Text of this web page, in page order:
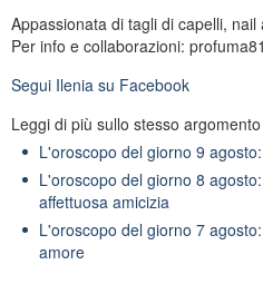
Appassionata di tagli di capelli,
Per info e collaborazioni:
Segui Ilenia su Facebook
Leggi di più sullo stesso
L'oroscopo del giorno 9
L'oroscopo del giorno 8
affettuosa amicizia
L'oroscopo del giorno 7
amore